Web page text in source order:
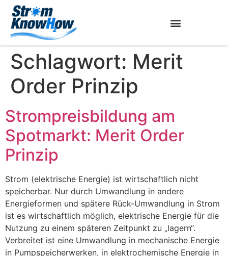
Schlagwort: Merit
Order Prinzip
Strompreisbildung am
Spotmarkt: Merit Order
Prinzip
Strom (elektrische Energie) ist wirtschaftlich nicht
speicherbar. Nur durch Umwandlung in andere
Energieformen und spätere Rück-Umwandlung in Strom
ist es wirtschaftlich möglich, elektrische Energie für die
Nutzung zu einem späteren Zeitpunkt zu „lagern“.
Verbreitet ist eine Umwandlung in mechanische Energie
in Pumpspeicherwerken, in elektrochemische Energie in